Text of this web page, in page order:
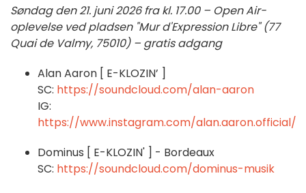
Søndag den 21. juni 2026 fra kl. 17.00 – Open Air-
oplevelse ved pladsen "Mur d'Expression Libre" (77
Quai de Valmy, 75010) – gratis adgang
Alan Aaron [ E-KLOZIN’ ]
SC: https://soundcloud.com/alan-aaron
IG:
https://www.instagram.com/alan.aaron.official/
Dominus [ E-KLOZIN' ] - Bordeaux
SC: https://soundcloud.com/dominus-musik